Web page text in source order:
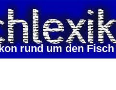
rund um den Fisch